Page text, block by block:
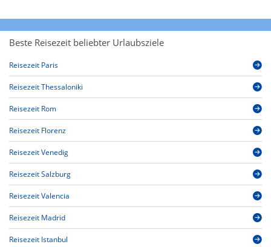
Beste Reisezeit beliebter Urlaubsziele
Reisezeit Paris
Reisezeit Thessaloniki
Reisezeit Rom
Reisezeit Florenz
Reisezeit Venedig
Reisezeit Salzburg
Reisezeit Valencia
Reisezeit Madrid
Reisezeit Istanbul